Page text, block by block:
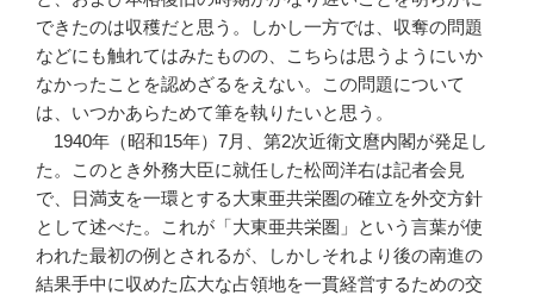
できたのは収穫だと思う。しかし一方では、収奪の問題
などにも触れてはみたものの、こちらは思うようにいか
なかったことを認めざるをえない。この問題について
は、いつかあらためて筆を執りたいと思う。
1940年（昭和15年）7月、第2次近衛文麿内閣が発足し
た。このとき外務大臣に就任した松岡洋右は記者会見
で、日満支を一環とする大東亜共栄圏の確立を外交方針
として述べた。これが「大東亜共栄圏」という言葉が使
われた最初の例とされるが、しかしそれより後の南進の
結果手中に収めた広大な占領地を一貫経営するための交